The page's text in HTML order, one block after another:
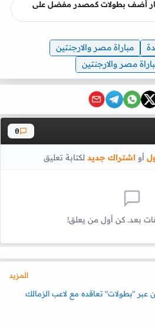
أضف بطولات كمصدر مفضل على
مباراة مصر والارجنتين
مصر والارجنتين
0
أواشتراك جديد لكتابة تعليق
بعد. كن أول من يعلق!
المزيد
عبر "بطولات" تعاقده مع لاعب الزمالك